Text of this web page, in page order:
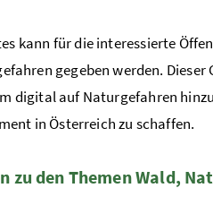
kann für die interessierte
gegeben werden.
digital auf Naturgefahren
in Österreich zu schaffen.
den Themen Wald,